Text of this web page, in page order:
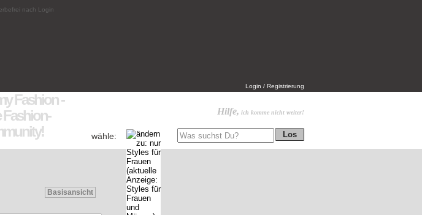
nach Login
Login / Registrierung
Hilfe, ich komme nicht weiter!
wähle:
Basisansicht